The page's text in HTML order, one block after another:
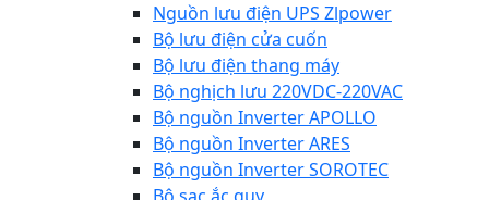
Nguồn lưu điện UPS Zlpower
Bộ lưu điện cửa cuốn
Bộ lưu điện thang máy
Bộ nghịch lưu 220VDC-220VAC
Bộ nguồn Inverter APOLLO
Bộ nguồn Inverter ARES
Bộ nguồn Inverter SOROTEC